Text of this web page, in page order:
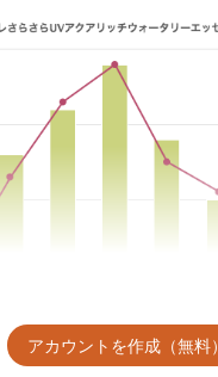
アカウントを作成（無料）